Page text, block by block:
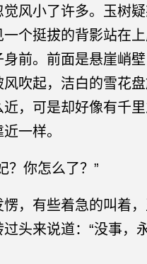
觉风小了许多。玉树
一个挺拔的背影站在
身前。前面是悬崖峭
风吹起，洁白的雪花
，可是却好像有千
一样。
？你怎么了？”
愣，有些着急的叫着
头来说道：“没事，